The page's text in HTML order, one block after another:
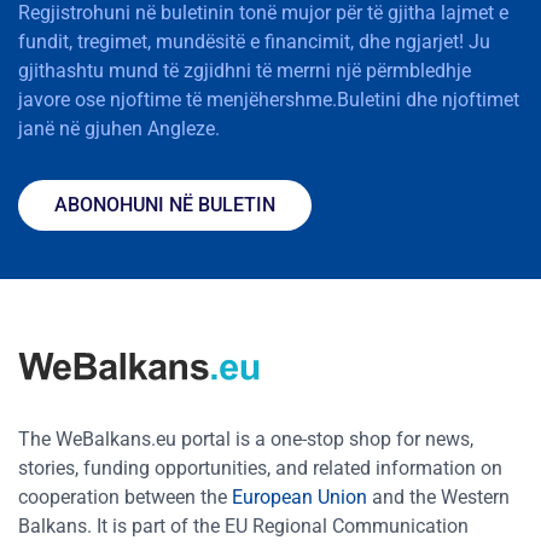
Regjistrohuni në buletinin tonë mujor për të gjitha lajmet e
fundit, tregimet, mundësitë e financimit, dhe ngjarjet! Ju
gjithashtu mund të zgjidhni të merrni një përmbledhje
javore ose njoftime të menjëhershme.Buletini dhe njoftimet
janë në gjuhen Angleze.
ABONOHUNI NË BULETIN
The WeBalkans.eu portal is a one-stop shop for news,
stories, funding opportunities, and related information on
cooperation between the European Union and the Western
Balkans. It is part of the EU Regional Communication